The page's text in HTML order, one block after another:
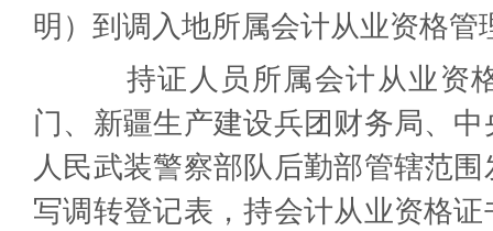
明）到调入地所属会计从业资格管
持证人员所属会计从业资
门、新疆生产建设兵团财务局、
人民武装警察部队后勤部管辖范
写调转登记表，持会计从业资格